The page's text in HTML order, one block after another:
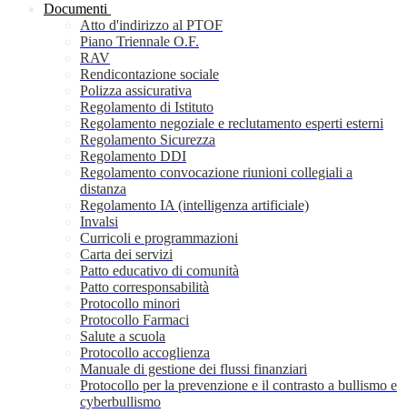
Documenti
Atto d'indirizzo al PTOF
Piano Triennale O.F.
RAV
Rendicontazione sociale
Polizza assicurativa
Regolamento di Istituto
Regolamento negoziale e reclutamento esperti esterni
Regolamento Sicurezza
Regolamento DDI
Regolamento convocazione riunioni collegiali a
distanza
Regolamento IA (intelligenza artificiale)
Invalsi
Curricoli e programmazioni
Carta dei servizi
Patto educativo di comunità
Patto corresponsabilità
Protocollo minori
Protocollo Farmaci
Salute a scuola
Protocollo accoglienza
Manuale di gestione dei flussi finanziari
Protocollo per la prevenzione e il contrasto a bullismo e
cyberbullismo